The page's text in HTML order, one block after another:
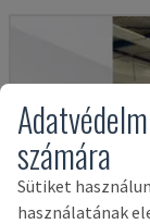
számára
Sütiket
használatának